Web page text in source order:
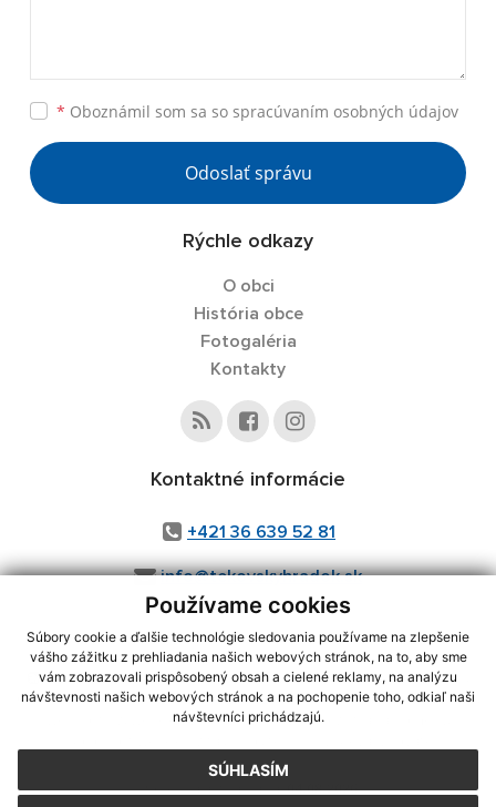
Používame cookies
Súbory cookie a ďalšie technológie sledovania používame na zlepšenie
vášho zážitku z prehliadania našich webových stránok, na to, aby sme
vám zobrazovali prispôsobený obsah a cielené reklamy, na analýzu
návštevnosti našich webových stránok a na pochopenie toho, odkiaľ naši
návštevníci prichádzajú.
SÚHLASÍM
* Oboznámil som sa so spracúvaním osobných údajov
Odoslať správu
Rýchle odkazy
O obci
História obce
Fotogaléria
Kontakty
Kontaktné informácie
+421 36 639 52 81
info@tekovskyhradok.sk
využite možnosť získavania aktuálnych informácií s využitím RSS
CMS systém (redakčný) systém ECHELON 2,Mapa stránok,web portál
webex.digital, s.r.o.,domény,registrácia domény
Posledná aktualizácia:04.08.2026